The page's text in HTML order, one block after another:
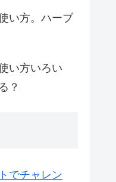
い方。ハーブ
い方いろい
？
でチャレン